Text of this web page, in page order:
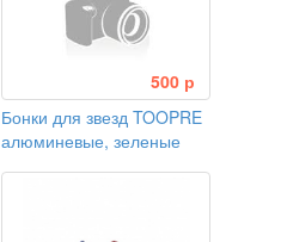
500 р
Бонки для звезд TOOPRE
алюминевые, зеленые